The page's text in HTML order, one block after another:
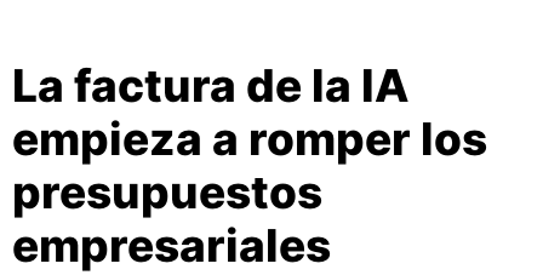
La factura de la IA
empieza a romper los
presupuestos
empresariales